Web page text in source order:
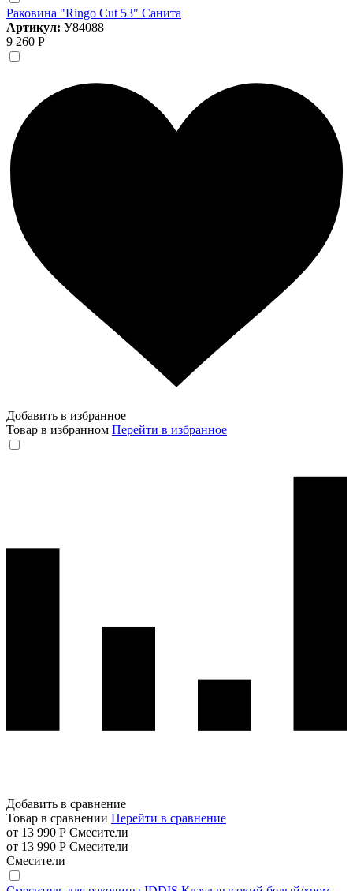
Раковина "Ringo Cut 53" Санита
Артикул: У84088
9 260 Р
Добавить в избранное
Товар в избранном Перейти в избранное
Добавить в сравнение
Товар в сравнении Перейти в сравнение
от 13 990 Р Смесители
от 13 990 Р Смесители
Смесители